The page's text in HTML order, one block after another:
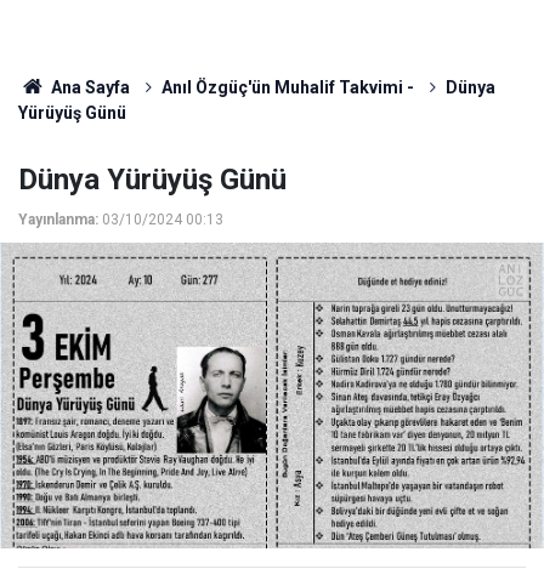
Ana Sayfa Anıl Özgüç'ün Muhalif Takvimi -
Dünya
Yürüyüş Günü
Dünya Yürüyüş Günü
Yayınlanma: 03/10/2024 00:13